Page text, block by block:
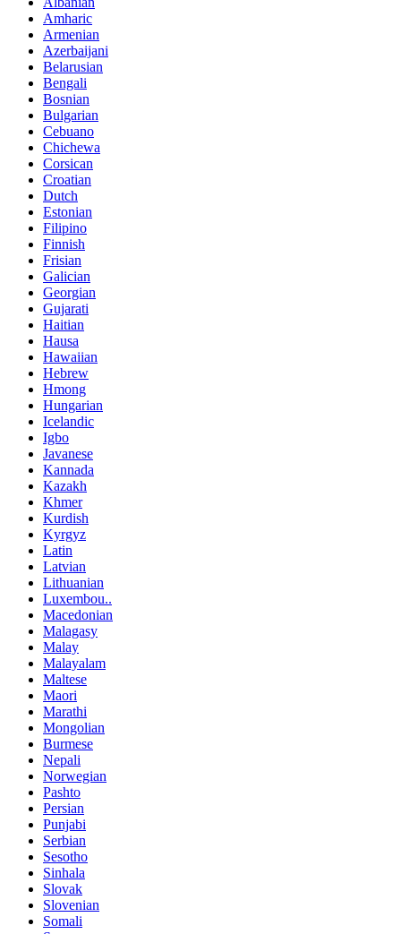
Amharic
Armenian
Azerbaijani
Belarusian
Bengali
Bosnian
Bulgarian
Cebuano
Chichewa
Corsican
Croatian
Dutch
Estonian
Filipino
Finnish
Frisian
Galician
Georgian
Gujarati
Haitian
Hausa
Hawaiian
Hebrew
Hmong
Hungarian
Icelandic
Igbo
Javanese
Kannada
Kazakh
Khmer
Kurdish
Kyrgyz
Latin
Latvian
Lithuanian
Luxembou..
Macedonian
Malagasy
Malay
Malayalam
Maltese
Maori
Marathi
Mongolian
Burmese
Nepali
Norwegian
Pashto
Persian
Punjabi
Serbian
Sesotho
Sinhala
Slovak
Slovenian
Somali